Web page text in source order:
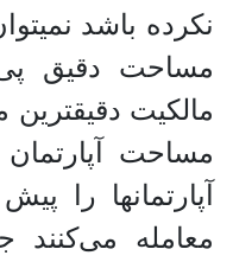
نکرده باشد
مساحت دقیق پی
مالکیت
مساحت
آپارتمانها را
معامله